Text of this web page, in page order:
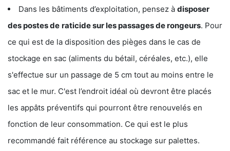
Dans les bâtiments d’exploitation, pensez à disposer
des postes de raticide sur les passages de rongeurs. Pour
ce qui est de la disposition des pièges dans le cas de
stockage en sac (aliments du bétail, céréales, etc.), elle
s'effectue sur un passage de 5 cm tout au moins entre le
sac et le mur. C'est l’endroit idéal où devront être placés
les appâts préventifs qui pourront être renouvelés en
fonction de leur consommation. Ce qui est le plus
recommandé fait référence au stockage sur palettes.